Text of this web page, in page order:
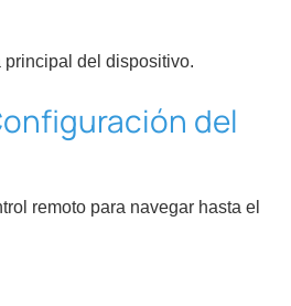
del dispositivo.
del
remoto para navegar hasta el